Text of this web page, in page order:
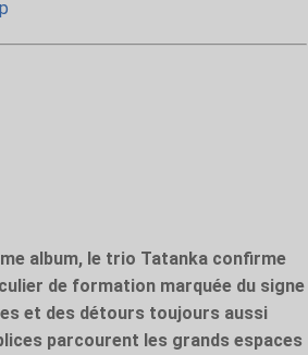
album, le trio Tatanka confirme
de formation marquée du signe
et des détours toujours aussi
parcourent les grands espaces